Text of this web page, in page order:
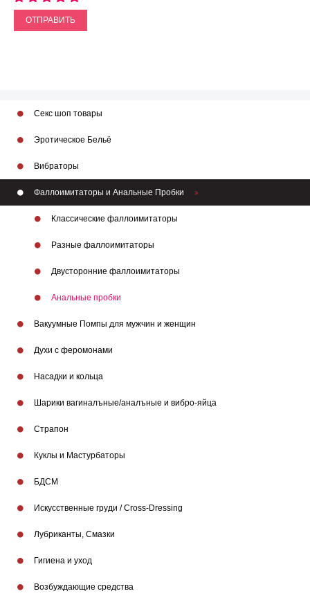
ОТПРАВИТЬ
Секс шоп товары
Эротическое Бельё
Вибраторы
Фаллоимитаторы и Анальные Пробки
Классические фаллоимитаторы
Разные фаллоимитаторы
Двусторонние фаллоимитаторы
Анальные пробки
Вакуумные Помпы для мужчин и женщин
Духи с феромонами
Насадки и кольца
Шарики вагиналъные/аналъные и вибро-яйца
Страпон
Куклы и Мастурбаторы
БДСМ
Искусственные груди / Cross-Dressing
Лубриканты, Смазки
Гигиена и уход
Возбуждающие средства